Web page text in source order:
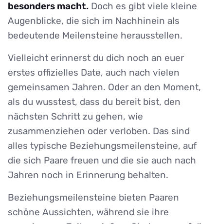
besonders macht. Doch es gibt viele kleine
Augenblicke, die sich im Nachhinein als
bedeutende Meilensteine herausstellen.
Vielleicht erinnerst du dich noch an euer
erstes offizielles Date, auch nach vielen
gemeinsamen Jahren. Oder an den Moment,
als du wusstest, dass du bereit bist, den
nächsten Schritt zu gehen, wie
zusammenziehen oder verloben. Das sind
alles typische Beziehungsmeilensteine, auf
die sich Paare freuen und die sie auch nach
Jahren noch in Erinnerung behalten.
Beziehungsmeilensteine bieten Paaren
schöne Aussichten, während sie ihre